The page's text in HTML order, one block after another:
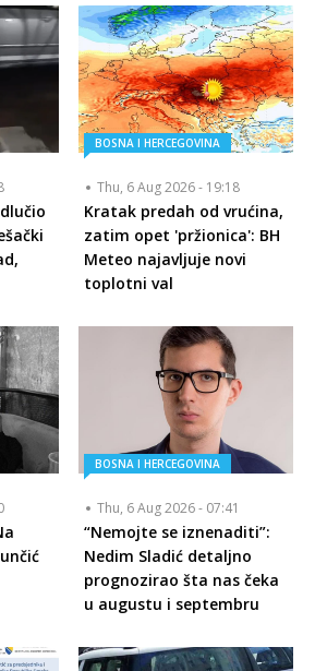
BOSNA I HERCEGOVINA
Thu, 6 Aug 2026 - 19:18
Kratak predah od vrućina,
zatim opet 'pržionica': BH
Meteo najavljuje novi
toplotni val
BOSNA I HERCEGOVINA
Thu, 6 Aug 2026 - 07:41
“Nemojte se iznenaditi”:
Nedim Sladić detaljno
prognozirao šta nas čeka
u augustu i septembru